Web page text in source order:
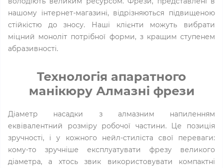
нашому інтернет-магазині, відрізняються підвищеною
стійкістю до зносу. Наші клієнти можуть вибрати
міцний моноліт потрібної форми, з кращим ступенем
абразивності.
Технологія апаратного
манікюру Алмазні фрези
Діаметр насадки з алмазним напиленням
еквівалентний розміру робочої частини. Це позиція
зручності, і у кожного нейл-стиліста свої переваги:
кому-то зручніше експлуатувати фрезу великого
діаметра, а хтось звик використовувати компактні